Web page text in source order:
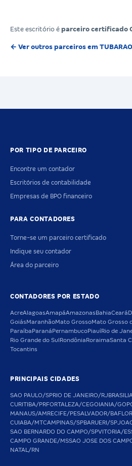
Este escritório é parceiro certificado
← Ver outros parceiros em TUBARAO
POR TIPO DE PARCEIRO
Encontre um contador
Escritórios de contabilidade
Empresas de BPO financeiro
PARA CONTADORES
Torne-se um parceiro certificado
Indique seu contador
Área do parceiro
CONTADORES POR ESTADO
AcreAlagoasAmapáAmazonas BahiaCeará
GoiásMaranhãoMato GrossoMato Grosso
Paraíba Paraná PernambucoPiauíRio de
Rio Grande do Sul Rondônia RoraimaSanta
Tocantins
PRINCIPAIS CIDADES
SAO PAULO/SPRIO DE JANEIRO/RJ
CURITIBA/PRFORTALEZA/CEGOIANIA/GO
MANAUS/AMRECIFE/PESALVADOR/BA
CUIABA/MTCAMPINAS/SPBARUERI/SP
SAO BERNARDO DO CAMPO/SPVITORIA/ES
CAMPO GRANDE/MSSAO JOSE DOS
NATAL/RN